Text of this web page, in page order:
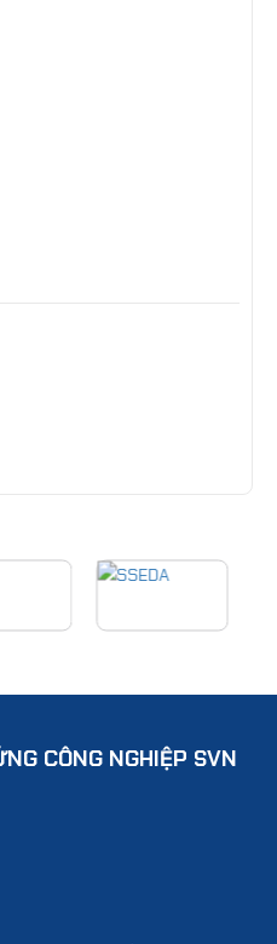
CÔNG NGHIỆP SVN